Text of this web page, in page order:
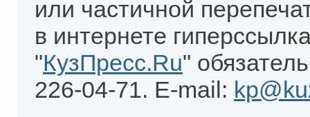
или частичной
в интернете
"КузПресс.Ru"
226-04-71. E-mail: